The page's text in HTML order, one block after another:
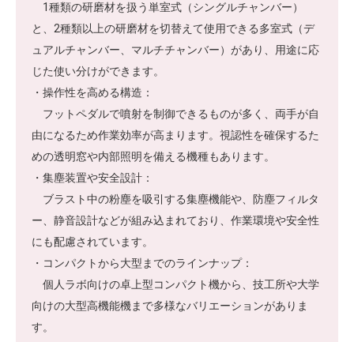
1種類の研磨材を扱う単室式（シングルチャンバー）
と、2種類以上の研磨材を切替えて使用できる多室式（デ
ュアルチャンバー、マルチチャンバー）があり、用途に応
じた使い分けができます。
・操作性を高める構造：
フットペダルで噴射を制御できるものが多く、両手が自
由になるため作業効率が高まります。視認性を確保するた
めの透明窓や内部照明を備える機種もあります。
・集塵装置や安全設計：
ブラスト中の粉塵を吸引する集塵機能や、防塵フィルタ
ー、静音設計などが組み込まれており、作業環境や安全性
にも配慮されています。
・コンパクトから大型までのラインナップ：
個人ラボ向けの卓上型コンパクト機から、技工所や大学
向けの大型高機能機まで多様なバリエーションがありま
す。